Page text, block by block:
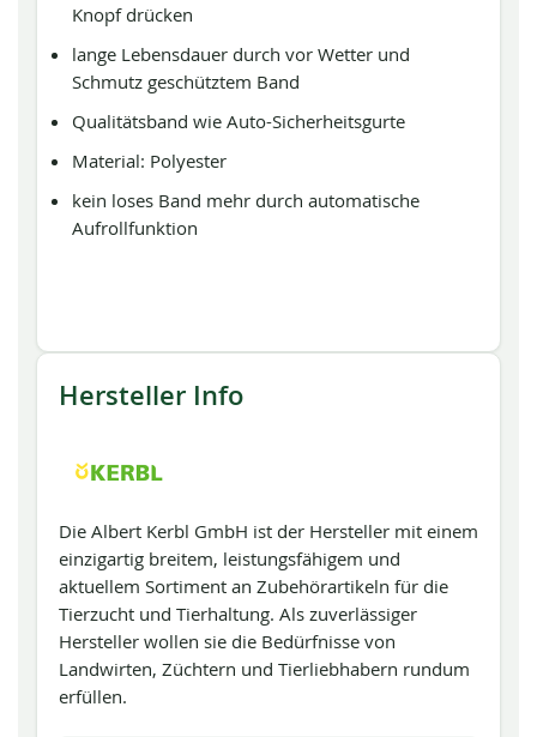
Knopf drücken
lange Lebensdauer durch vor Wetter und
Schmutz geschütztem Band
Qualitätsband wie Auto-Sicherheitsgurte
Material: Polyester
kein loses Band mehr durch automatische
Aufrollfunktion
Hersteller Info
Die Albert Kerbl GmbH ist der Hersteller mit einem
einzigartig breitem, leistungsfähigem und
aktuellem Sortiment an Zubehörartikeln für die
Tierzucht und Tierhaltung. Als zuverlässiger
Hersteller wollen sie die Bedürfnisse von
Landwirten, Züchtern und Tierliebhabern rundum
erfüllen.